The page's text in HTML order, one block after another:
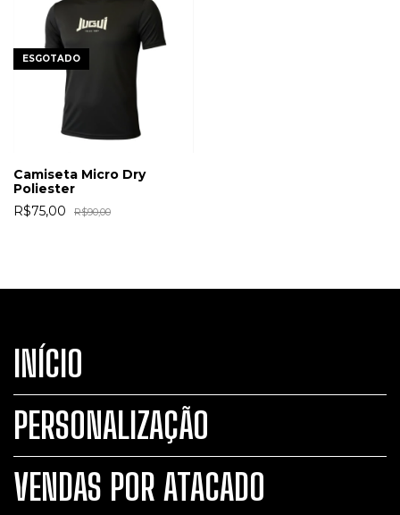
ESGOTADO
Camiseta Micro Dry
Poliester
R$75,00
R$90,00
INÍCIO
PERSONALIZAÇÃO
VENDAS POR ATACADO